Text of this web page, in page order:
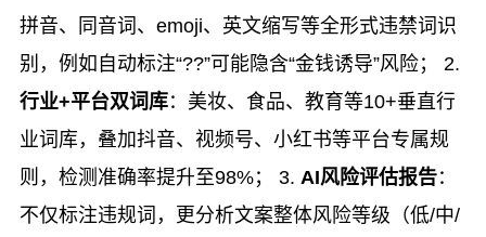
拼音、同音词、emoji、英文缩写等全形式违禁词识
别，例如自动标注“??”可能隐含“金钱诱导”风险； 2.
行业+平台双词库：美妆、食品、教育等10+垂直行
业词库，叠加抖音、视频号、小红书等平台专属规
则，检测准确率提升至98%； 3. AI风险评估报告：
不仅标注违规词，更分析文案整体风险等级（低/中/